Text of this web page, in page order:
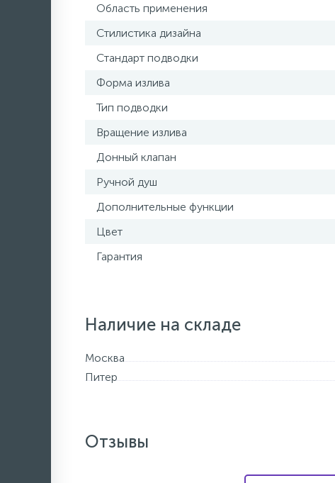
Область применения
Стилистика дизайна
Стандарт подводки
Форма излива
Тип подводки
Вращение излива
Донный клапан
Ручной душ
Дополнительные функции
Цвет
Гарантия
Наличие на складе
Москва
Питер
Отзывы